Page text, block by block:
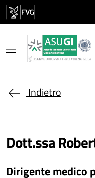
Salta al contenuto principale
Indietro
Dott.ssa
Dirigente medico